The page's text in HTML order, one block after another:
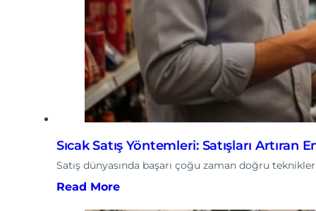
Sıcak Satış Yöntemleri: Satışları Artıran
Satış dünyasında başarı çoğu zaman doğru
Read More